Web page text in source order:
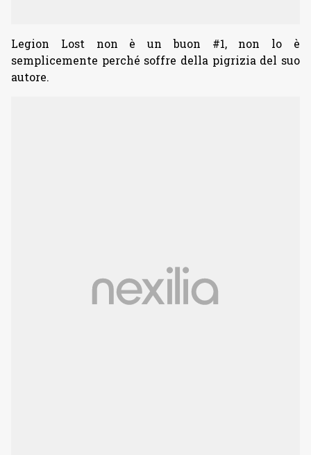
Legion Lost non è un buon #1, non lo è
semplicemente perché soffre della pigrizia del suo
autore.